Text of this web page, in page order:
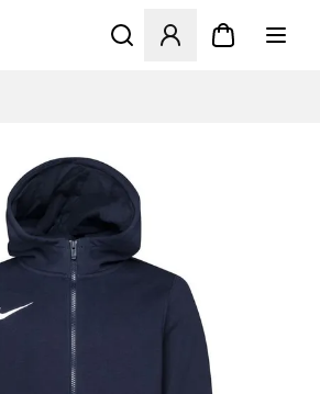
Öffnet ein neues Fenster